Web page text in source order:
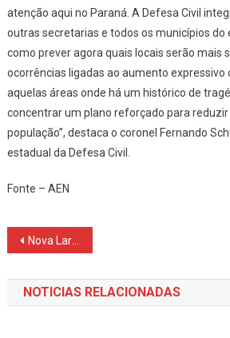
atenção aqui no Paraná. A Defesa Civil
outras secretarias e todos os municípios do
como prever agora quais locais serão mais
ocorrências ligadas ao aumento expressivo
aquelas áreas onde há um histórico de
concentrar um plano reforçado para
população”, destaca o coronel Fernando
estadual da Defesa Civil.
Fonte – AEN
Navegação
de
Post
Nova Laranjeiras promove capacitação para prevenção e combate ao trabalho infantil – Primeira Infância.
NOTICIAS RELACIONADAS